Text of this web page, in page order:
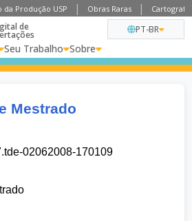
da Produção USP Obras Raras
de
Seu Trabalho Sobre
PT-BR
Mestrado
02062008-170109